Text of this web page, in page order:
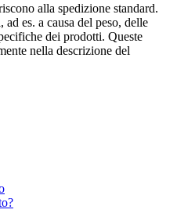
alla spedizione standard.
es. a causa del peso, delle
dei prodotti. Queste
nella descrizione del